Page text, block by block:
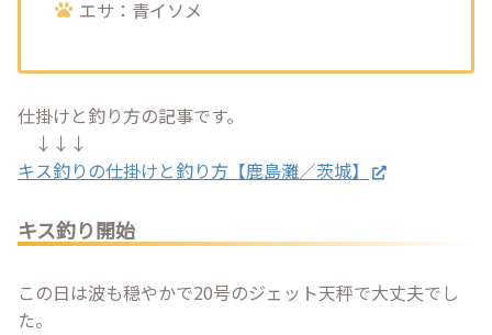
エサ：青イソメ
仕掛けと釣り方の記事です。
↓↓↓
キス釣りの仕掛けと釣り方【鹿島灘／茨城】
キス釣り開始
この日は波も穏やかで20号のジェット天秤で大丈夫でし
た。